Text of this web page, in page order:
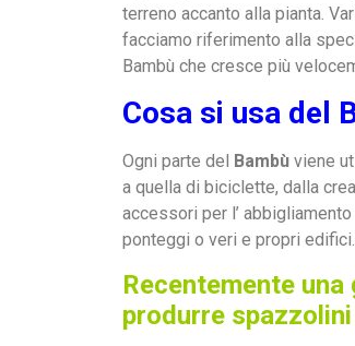
terreno accanto alla pianta.
facciamo riferimento alla
Bambù che cresce più
Cosa si usa del
Ogni parte del Bambù viene
a quella di biciclette, dalla
accessori per l’
ponteggi o veri e propri edifici.
Recentemente
produrre